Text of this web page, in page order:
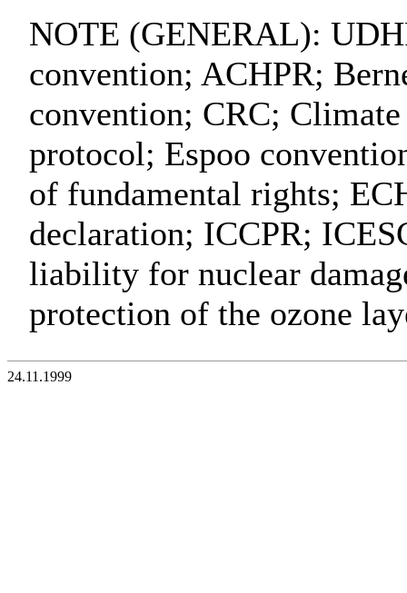
NOTE (GENERAL):
convention; ACHPR;
convention; CRC;
protocol; Espoo
of fundamental rights;
declaration; ICCPR;
liability for nuclear
protection of the ozone
24.11.1999